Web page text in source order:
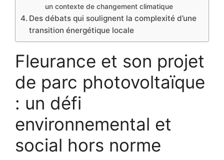
un contexte de changement climatique
Des débats qui soulignent la complexité d’une
transition énergétique locale
Fleurance et son projet
de parc photovoltaïque
: un défi
environnemental et
social hors norme